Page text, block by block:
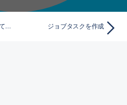
アーティファクトを使ってタスクのリストを表示 ジョブタスクを作成